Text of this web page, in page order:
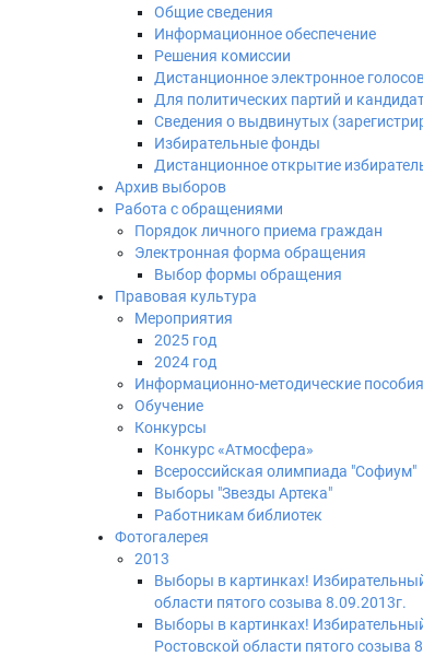
Общие сведения
Информационное обеспечение
Решения комиссии
Дистанционное электронное
Для политических партий и
Сведения о выдвинутых
Избирательные фонды
Дистанционное открытие
Архив выборов
Работа с обращениями
Порядок личного приема граждан
Электронная форма обращения
Выбор формы обращения
Правовая культура
Мероприятия
2025 год
2024 год
Информационно-методические
Обучение
Конкурсы
Конкурс «Атмосфера»
Всероссийская олимпиада "Софиум"
Выборы "Звезды Артека"
Работникам библиотек
Фотогалерея
2013
Выборы в картинках!
области пятого созыва 8.09.2013г.
Выборы в картинках!
Ростовской области пятого созыва